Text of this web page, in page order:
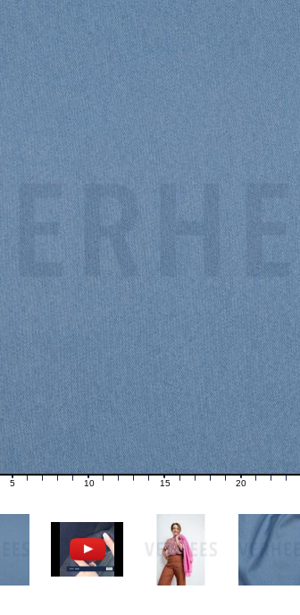
4 5 6 7 8 9 10 11 12 13 14 15 16 17 18 19 20 21 22 23